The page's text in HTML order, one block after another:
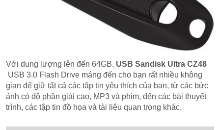
Với dung lượng lên đến 64GB, USB Sandisk Ultra CZ48
USB 3.0 Flash Drive máng đến cho bạn rất nhiều không
gian để giữ tất cả các tập tin yêu thích của bạn, từ các bức
ảnh có độ phân giải cao, MP3 và phim, đến các bài thuyết
trình, các tập tin đồ họa và tài liệu quan trọng khác.